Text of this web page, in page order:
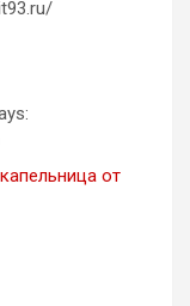
капельница от